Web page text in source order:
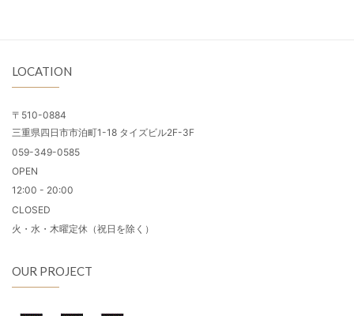
LOCATION
〒510-0884
三重県四日市市泊町1-18 タイズビル2F-3F
059-349-0585
OPEN
12:00 - 20:00
CLOSED
火・水・木曜定休（祝日を除く）
OUR PROJECT